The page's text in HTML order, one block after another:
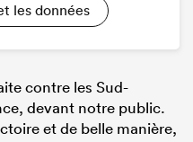
les données
contre les Sud-
devant notre public.
et de belle manière,